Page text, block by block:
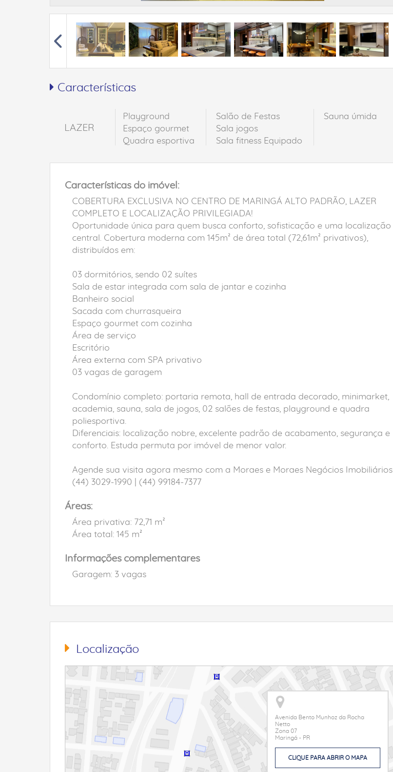
Características
LAZER
Playground
Espaço gourmet
Quadra esportiva
Salão de Festas
Sala jogos
Sala fitness Equipado
Sauna úmida
Características do imóvel:
COBERTURA EXCLUSIVA NO CENTRO DE MARINGÁ ALTO PADRÃO, LAZER
COMPLETO E LOCALIZAÇÃO PRIVILEGIADA!
Oportunidade única para quem busca conforto, sofisticação e uma localização
central. Cobertura moderna com 145m² de área total (72,61m² privativos),
distribuídos em:
03 dormitórios, sendo 02 suítes
Sala de estar integrada com sala de jantar e cozinha
Banheiro social
Sacada com churrasqueira
Espaço gourmet com cozinha
Área de serviço
Escritório
Área externa com SPA privativo
03 vagas de garagem
Condomínio completo: portaria remota, hall de entrada decorado, minimarket,
academia, sauna, sala de jogos, 02 salões de festas, playground e quadra
poliesportiva.
Diferenciais: localização nobre, excelente padrão de acabamento, segurança e
conforto. Estuda permuta por imóvel de menor valor.
Agende sua visita agora mesmo com a Moraes e Moraes Negócios Imobiliários
(44) 3029-1990 | (44) 99184-7377
Áreas:
Área privativa: 72,71 m²
Área total: 145 m²
Informações complementares
Garagem: 3 vagas
Localização
Avenida Bento Munhoz da Rocha
Netto
Zona 07
Maringá - PR
CLIQUE PARA ABRIR O MAPA